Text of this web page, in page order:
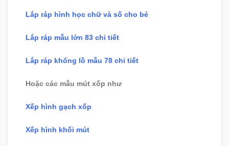
Lắp ráp hình học chữ và số cho bé
Lắp ráp mẫu lớn 83 chi tiết
Lắp ráp khổng lồ mẫu 78 chi tiết
Hoặc các mẫu mút xốp như
Xếp hình gạch xốp
Xếp hình khối mút